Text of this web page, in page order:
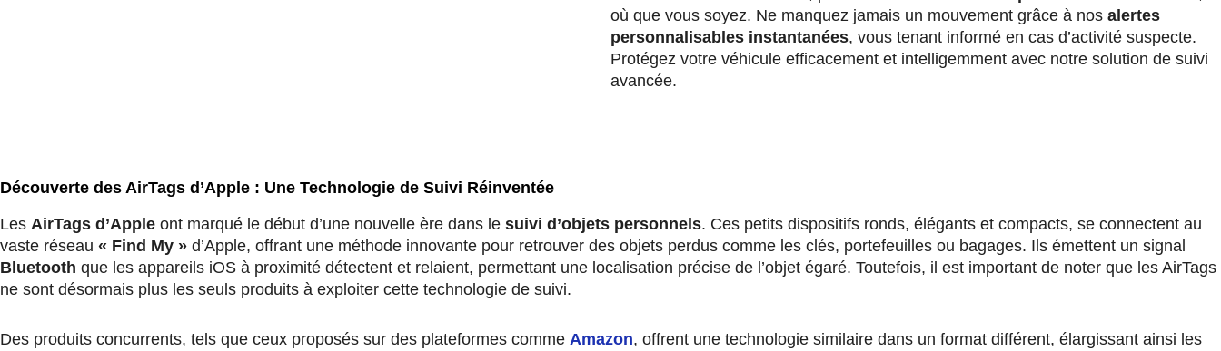
où que vous soyez. Ne manquez jamais un mouvement grâce à nos alertes
personnalisables instantanées, vous tenant informé en cas d’activité suspecte.
Protégez votre véhicule efficacement et intelligemment avec notre solution de suivi
avancée.
Découverte des AirTags d’Apple : Une Technologie de Suivi Réinventée
Les AirTags d’Apple ont marqué le début d’une nouvelle ère dans le suivi d’objets personnels. Ces petits dispositifs ronds, élégants et compacts, se connectent au
vaste réseau « Find My » d’Apple, offrant une méthode innovante pour retrouver des objets perdus comme les clés, portefeuilles ou bagages. Ils émettent un signal
Bluetooth que les appareils iOS à proximité détectent et relaient, permettant une localisation précise de l’objet égaré. Toutefois, il est important de noter que les AirTags
ne sont désormais plus les seuls produits à exploiter cette technologie de suivi.
Des produits concurrents, tels que ceux proposés sur des plateformes comme Amazon, offrent une technologie similaire dans un format différent, élargissant ainsi les